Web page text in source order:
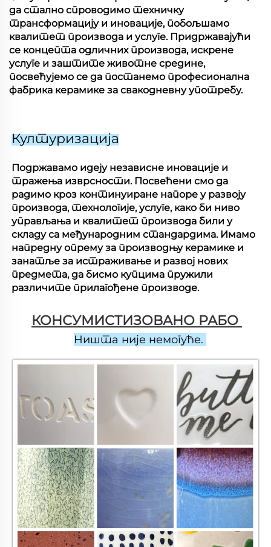
да стално спроводимо техничку
трансформацију и иновације, побољшамо
квалитет производа и услуге. Придржавајући
се концепта одличних производа, искрене
услуге и заштите животне средине,
посвећујемо се да постанемо професионална
фабрика керамике за свакодневну употребу.
Културизација
Подржавамо идеју независне иновације и
тражења изврсности. Посвећени смо да
радимо кроз континуиране напоре у развоју
производа, технологије, услуге, како би ниво
управљања и квалитет производа били у
складу са међународним стандардима. Имамо
напредну опрему за производњу керамике и
занатље за истраживање и развој нових
предмета, да бисмо купцима пружили
различите прилагођене производе.
КОНСУМИСТИЗОВАНО РАБО
Ништа није немогуће.